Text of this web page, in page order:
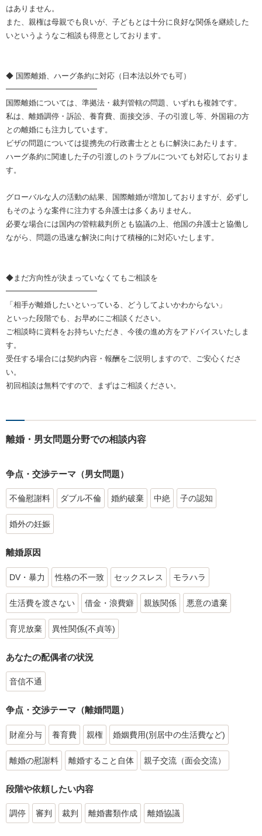
はありません。
また、親権は母親でも良いが、子どもとは十分に良好な関係を継続した
いというようなご相談も得意としております。
◆ 国際離婚、ハーグ条約に対応（日本法以外でも可）
━━━━━━━━━━━━
国際離婚については、準拠法・裁判管轄の問題、いずれも複雑です。
私は、離婚調停・訴訟、養育費、面接交渉、子の引渡し等、外国籍の方
との離婚にも注力しています。
ビザの問題については提携先の行政書士とともに解決にあたります。
ハーグ条約に関連した子の引渡しのトラブルについても対応しておりま
す。
グローバルな人の活動の結果、国際離婚が増加しておりますが、必ずし
もそのような案件に注力する弁護士は多くありません。
必要な場合には国内の管轄裁判所とも協議の上、他国の弁護士と協働し
ながら、問題の迅速な解決に向けて積極的に対応いたします。
◆まだ方向性が決まっていなくてもご相談を
━━━━━━━━━━━━
「相手が離婚したいといっている、どうしてよいかわからない」
といった段階でも、お早めにご相談ください。
ご相談時に資料をお持ちいただき、今後の進め方をアドバイスいたしま
す。
受任する場合には契約内容・報酬をご説明しますので、ご安心くださ
い。
初回相談は無料ですので、まずはご相談ください。
離婚・男女問題分野での相談内容
争点・交渉テーマ（男女問題）
不倫慰謝料 ダブル不倫 婚約破棄 中絶 子の認知
婚外の妊娠
離婚原因
DV・暴力 性格の不一致 セックスレス モラハラ
生活費を渡さない 借金・浪費癖 親族関係 悪意の遺棄
育児放棄 異性関係(不貞等)
あなたの配偶者の状況
音信不通
争点・交渉テーマ（離婚問題）
財産分与 養育費 親権 婚姻費用(別居中の生活費など)
離婚の慰謝料 離婚すること自体 親子交流（面会交流）
段階や依頼したい内容
調停 審判 裁判 離婚書類作成 離婚協議